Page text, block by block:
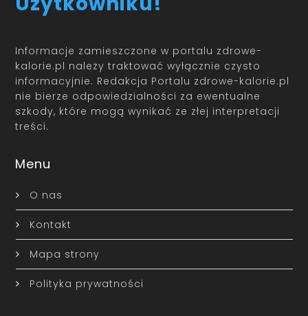
Informacje zamieszczone w portalu zdrowe-
kalorie.pl należy traktować wyłącznie czysto
informacyjnie. Redakcja Portalu zdrowe-kalorie.pl
nie bierze odpowiedzialności za ewentualne
szkody, które mogą wynikać ze złej interpretacji
treści.
Menu
O nas
Kontakt
Mapa strony
Polityka prywatności